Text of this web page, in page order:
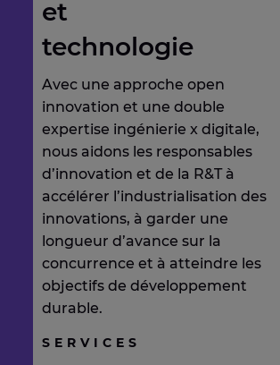
et
technologie
Avec une approche open
innovation et une double
expertise ingénierie x digitale,
nous aidons les responsables
d’innovation et de la R&T à
accélérer l’industrialisation des
innovations, à garder une
longueur d’avance sur la
concurrence et à atteindre les
objectifs de développement
durable.
SERVICES